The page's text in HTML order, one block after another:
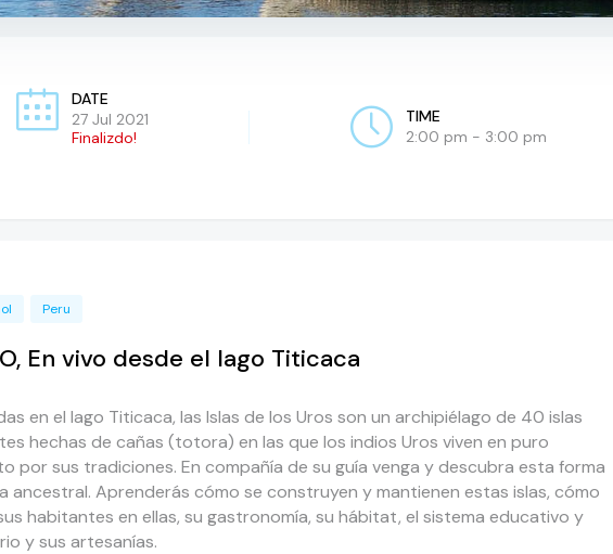
DATE
27 Jul 2021
Finalizdo!
TIME
2:00 pm - 3:00 pm
Peru
En vivo desde el lago Titicaca
en el lago Titicaca, las Islas de los Uros son un archipiélago de 40 islas
hechas de cañas (totora) en las que los indios Uros viven en puro
por sus tradiciones. En compañía de su guía venga y descubra esta forma
ancestral. Aprenderás cómo se construyen y mantienen estas islas, cómo
habitantes en ellas, su gastronomía, su hábitat, el sistema educativo y
y sus artesanías.